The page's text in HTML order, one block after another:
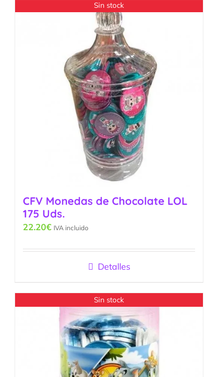
Sin stock
CFV Monedas de Chocolate LOL
175 Uds.
22.20€ IVA incluido
Detalles
Sin stock